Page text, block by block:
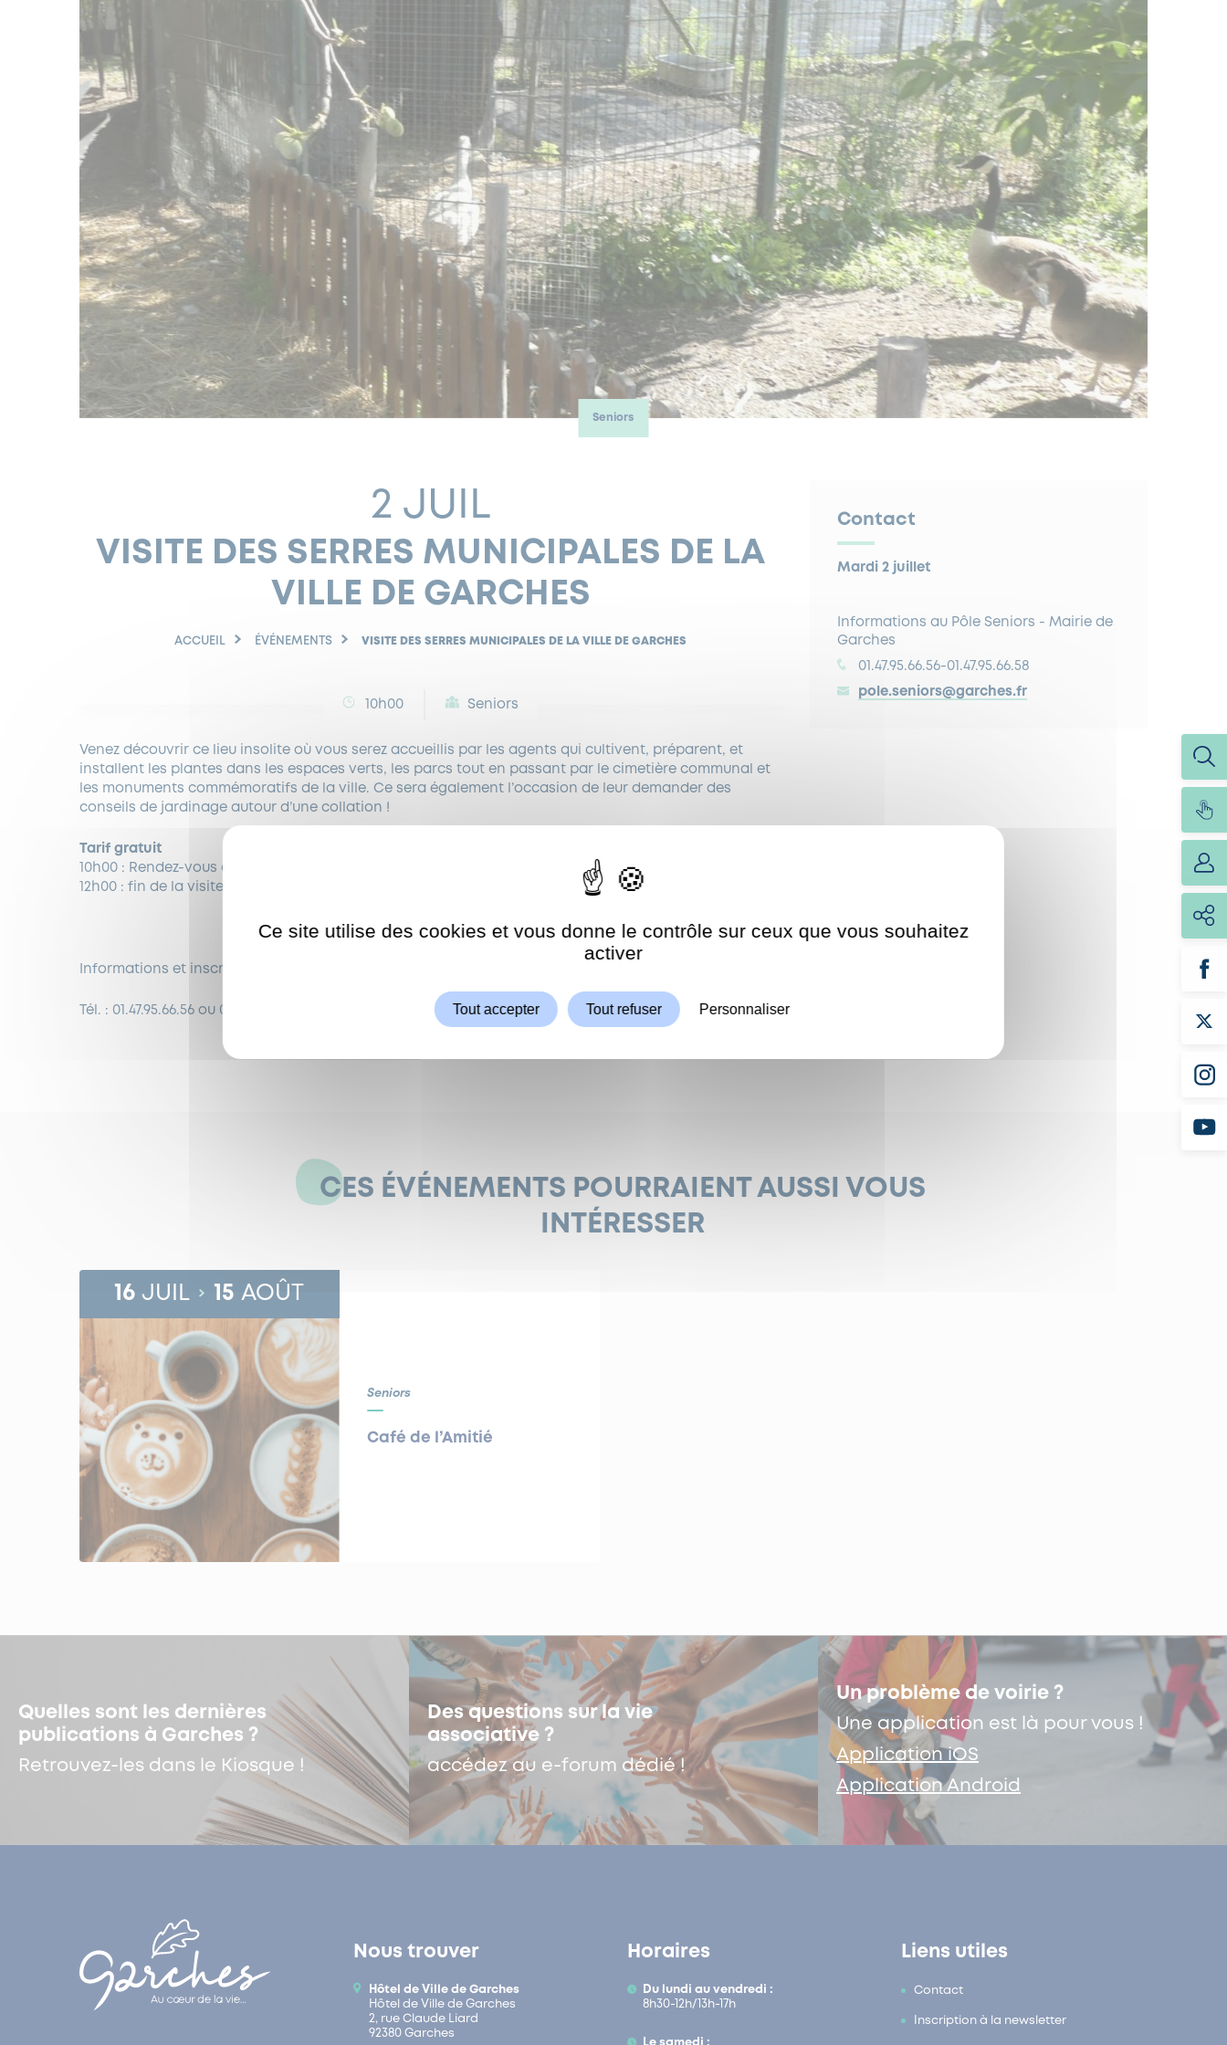
Seniors
2 JUIL
VISITE DES SERRES MUNICIPALES DE LA
VILLE DE GARCHES
ACCUEIL ÉVÉNEMENTS VISITE DES SERRES MUNICIPALES DE LA VILLE DE GARCHES
10h00 Seniors
Venez découvrir ce lieu insolite où vous serez accueillis par les agents qui cultivent, préparent, et
installent les plantes dans les espaces verts, les parcs tout en passant par le cimetière communal et
les monuments commémoratifs de la ville. Ce sera également l’occasion de leur demander des
conseils de jardinage autour d’une collation !
Tarif gratuit
10h00 : Rendez-vous au
61 rue de Suresnes à Garches, proche de l’entrée du cimetière
12h00 : fin de la visite
Informations et inscriptions au Pôle Seniors – Mairie de Garches
Tél. : 01.47.95.66.56 ou 01.47.95.66.58 pole.seniors@garches.fr
Contact
Mardi 2 juillet
Informations au Pôle Seniors - Mairie de
Garches
01.47.95.66.56-01.47.95.66.58
pole.seniors@garches.fr
CES ÉVÉNEMENTS POURRAIENT AUSSI VOUS
INTÉRESSER
16 JUIL 15 AOÛT
Seniors
Café de l’Amitié
Quelles sont les dernières
publications à Garches ?
Retrouvez-les dans le Kiosque !
Des questions sur la vie
associative ?
accédez au e-forum dédié !
Un problème de voirie ?
Une application est là pour vous !
Application iOS
Application Android
Nous trouver
Hôtel de Ville de Garches
Hôtel de Ville de Garches
2, rue Claude Liard
92380 Garches
Horaires
Du lundi au vendredi :
8h30-12h/13h-17h
Le samedi :
Liens utiles
Contact
Inscription à la newsletter
Autoriser
Ce site utilise des cookies et vous donne le contrôle sur ceux que vous souhaitez
activer
Tout accepter Tout refuser Personnaliser